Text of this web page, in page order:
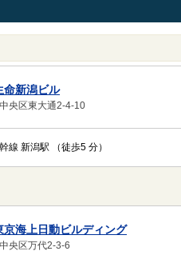
命新潟ビル
央区東大通2-4-10
線 新潟駅 （徒歩5 分）
京海上日動ビルディング
央区万代2-3-6